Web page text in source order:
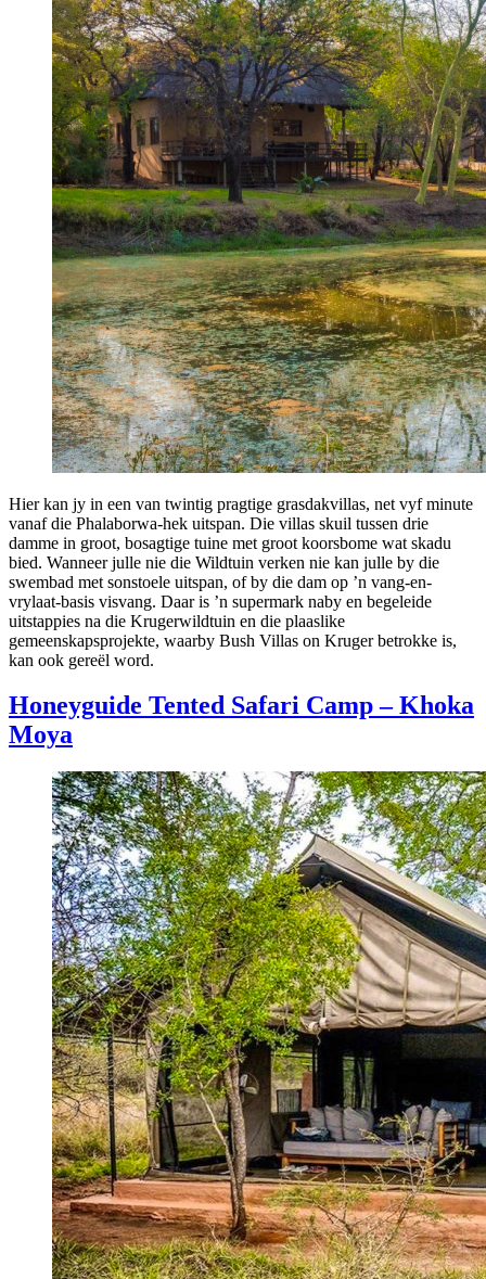
Hier kan jy in een van twintig pragtige grasdakvillas, net vyf minute
vanaf die Phalaborwa-hek uitspan. Die villas skuil tussen drie
damme in groot, bosagtige tuine met groot koorsbome wat skadu
bied. Wanneer julle nie die Wildtuin verken nie kan julle by die
swembad met sonstoele uitspan, of by die dam op ’n vang-en-
vrylaat-basis visvang. Daar is ’n supermark naby en begeleide
uitstappies na die Krugerwildtuin en die plaaslike
gemeenskapsprojekte, waarby Bush Villas on Kruger betrokke is,
kan ook gereël word.
Honeyguide Tented Safari Camp – Khoka
Moya